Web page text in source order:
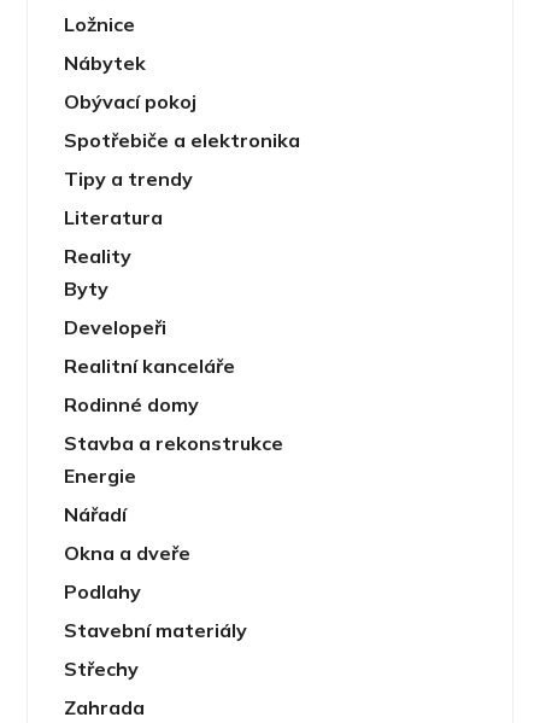
Ložnice
Nábytek
Obývací pokoj
Spotřebiče a elektronika
Tipy a trendy
Literatura
Reality
Byty
Developeři
Realitní kanceláře
Rodinné domy
Stavba a rekonstrukce
Energie
Nářadí
Okna a dveře
Podlahy
Stavební materiály
Střechy
Zahrada